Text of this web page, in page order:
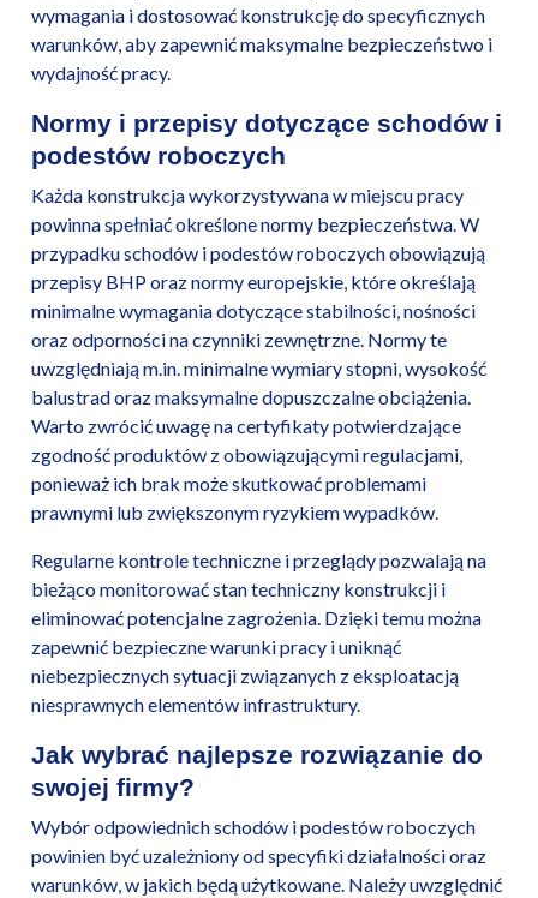
wymagania i dostosować konstrukcję do specyficznych
warunków, aby zapewnić maksymalne bezpieczeństwo i
wydajność pracy.
Normy i przepisy dotyczące schodów i
podestów roboczych
Każda konstrukcja wykorzystywana w miejscu pracy
powinna spełniać określone normy bezpieczeństwa. W
przypadku schodów i podestów roboczych obowiązują
przepisy BHP oraz normy europejskie, które określają
minimalne wymagania dotyczące stabilności, nośności
oraz odporności na czynniki zewnętrzne. Normy te
uwzględniają m.in. minimalne wymiary stopni, wysokość
balustrad oraz maksymalne dopuszczalne obciążenia.
Warto zwrócić uwagę na certyfikaty potwierdzające
zgodność produktów z obowiązującymi regulacjami,
ponieważ ich brak może skutkować problemami
prawnymi lub zwiększonym ryzykiem wypadków.
Regularne kontrole techniczne i przeglądy pozwalają na
bieżąco monitorować stan techniczny konstrukcji i
eliminować potencjalne zagrożenia. Dzięki temu można
zapewnić bezpieczne warunki pracy i uniknąć
niebezpiecznych sytuacji związanych z eksploatacją
niesprawnych elementów infrastruktury.
Jak wybrać najlepsze rozwiązanie do
swojej firmy?
Wybór odpowiednich schodów i podestów roboczych
powinien być uzależniony od specyfiki działalności oraz
warunków, w jakich będą użytkowane. Należy uwzględnić